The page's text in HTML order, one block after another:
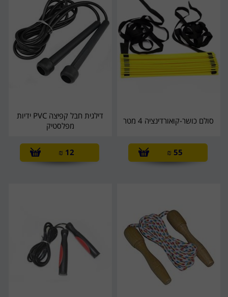
סולם כושר-קואורדינציה 4 מטר
55
₪
דילגית חבל קפיצה PVC ידיות
מפלסטיק
12
₪